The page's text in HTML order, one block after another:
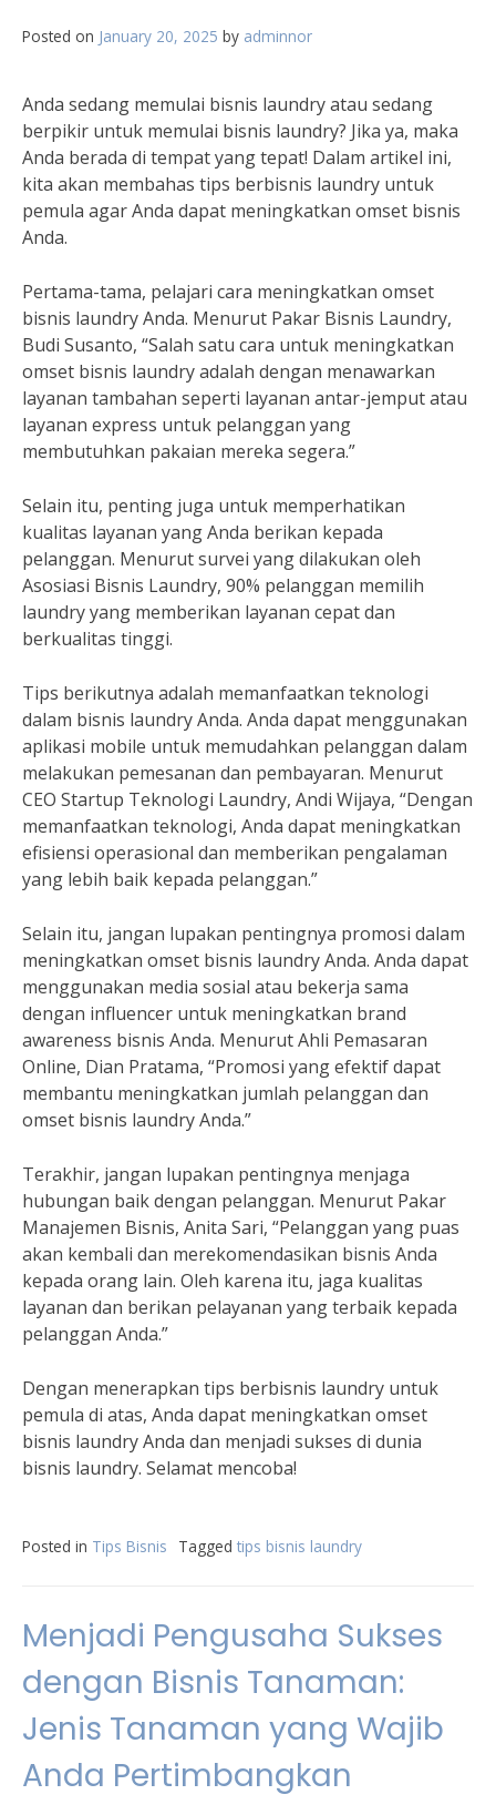
Posted on January 20, 2025 by adminnor
Anda sedang memulai bisnis laundry atau sedang
berpikir untuk memulai bisnis laundry? Jika ya, maka
Anda berada di tempat yang tepat! Dalam artikel ini,
kita akan membahas tips berbisnis laundry untuk
pemula agar Anda dapat meningkatkan omset bisnis
Anda.
Pertama-tama, pelajari cara meningkatkan omset
bisnis laundry Anda. Menurut Pakar Bisnis Laundry,
Budi Susanto, “Salah satu cara untuk meningkatkan
omset bisnis laundry adalah dengan menawarkan
layanan tambahan seperti layanan antar-jemput atau
layanan express untuk pelanggan yang
membutuhkan pakaian mereka segera.”
Selain itu, penting juga untuk memperhatikan
kualitas layanan yang Anda berikan kepada
pelanggan. Menurut survei yang dilakukan oleh
Asosiasi Bisnis Laundry, 90% pelanggan memilih
laundry yang memberikan layanan cepat dan
berkualitas tinggi.
Tips berikutnya adalah memanfaatkan teknologi
dalam bisnis laundry Anda. Anda dapat menggunakan
aplikasi mobile untuk memudahkan pelanggan dalam
melakukan pemesanan dan pembayaran. Menurut
CEO Startup Teknologi Laundry, Andi Wijaya, “Dengan
memanfaatkan teknologi, Anda dapat meningkatkan
efisiensi operasional dan memberikan pengalaman
yang lebih baik kepada pelanggan.”
Selain itu, jangan lupakan pentingnya promosi dalam
meningkatkan omset bisnis laundry Anda. Anda dapat
menggunakan media sosial atau bekerja sama
dengan influencer untuk meningkatkan brand
awareness bisnis Anda. Menurut Ahli Pemasaran
Online, Dian Pratama, “Promosi yang efektif dapat
membantu meningkatkan jumlah pelanggan dan
omset bisnis laundry Anda.”
Terakhir, jangan lupakan pentingnya menjaga
hubungan baik dengan pelanggan. Menurut Pakar
Manajemen Bisnis, Anita Sari, “Pelanggan yang puas
akan kembali dan merekomendasikan bisnis Anda
kepada orang lain. Oleh karena itu, jaga kualitas
layanan dan berikan pelayanan yang terbaik kepada
pelanggan Anda.”
Dengan menerapkan tips berbisnis laundry untuk
pemula di atas, Anda dapat meningkatkan omset
bisnis laundry Anda dan menjadi sukses di dunia
bisnis laundry. Selamat mencoba!
Posted in Tips Bisnis Tagged tips bisnis laundry
Menjadi Pengusaha Sukses
dengan Bisnis Tanaman:
Jenis Tanaman yang Wajib
Anda Pertimbangkan